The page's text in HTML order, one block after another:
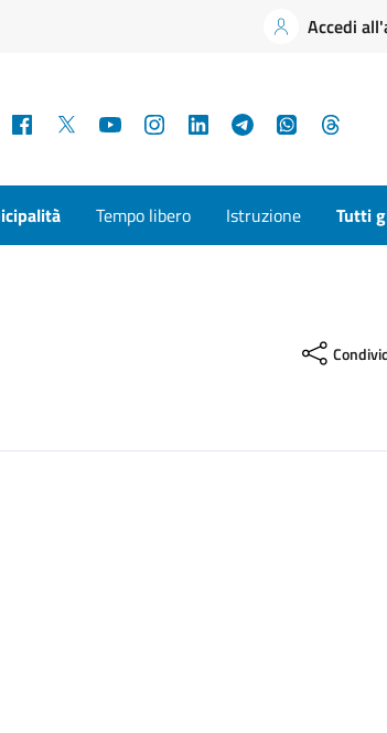
Accedi
Facebook YouTubeInstagramLinkedInTelegramWhatsApp
Tempo libero Istruzione Tutti